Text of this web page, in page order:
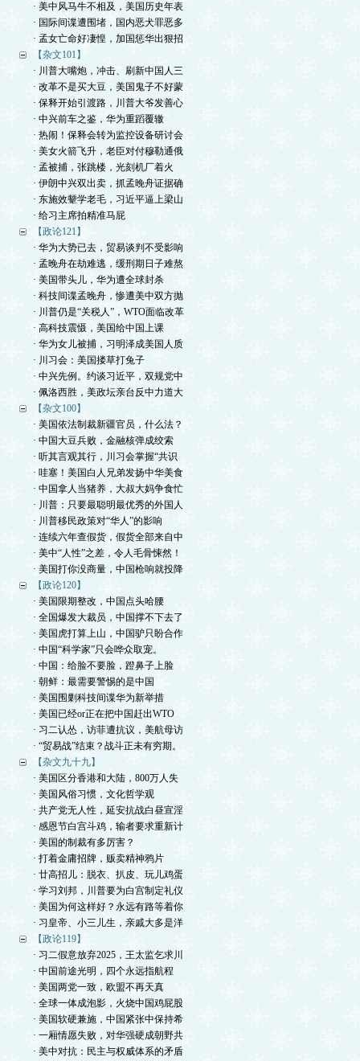
· 美中风马牛不相及，美国历史年表
· 国际间谍遭围堵，国内恶犬罪恶多
· 孟女亡命好凄惶，加国惩华出狠招
【杂文101】
· 川普大嘴炮，冲击、刷新中国人三
· 改革不是买大豆，美国鬼子不好蒙
· 保释开始引渡路，川普大爷发善心
· 中兴前车之鉴，华为重蹈覆辙
· 热闹！保释会转为监控设备研讨会
· 美女火箭飞升，老臣对付穆勒通俄
· 孟被捕，张跳楼，光刻机厂着火
· 伊朗中兴双出卖，抓孟晚舟证据确
· 东施效颦学老毛，习近平逼上梁山
· 给习主席拍精准马屁
【政论121】
· 华为大势已去，贸易谈判不受影响
· 孟晚舟在劫难逃，缓刑期日子难熬
· 美国带头儿，华为遭全球封杀
· 科技间谍孟晚舟，惨遭美中双方抛
· 川普仍是“关税人”，WTO面临改革
· 高科技震慑，美国给中国上课
· 华为女儿被捕，习明泽成美国人质
· 川习会：美国搂草打兔子
· 中兴先例。约谈习近平，双规党中
· 佩洛西胜，美政坛亲台反中力道大
【杂文100】
· 美国依法制裁新疆官员，什么法？
· 中国大豆兵败，金融核弹成绞索
· 听其言观其行，川习会掌握“共识
· 哇塞！美国白人兄弟发扬中华美食
· 中国拿人当猪养，大叔大妈争食忙
· 川普：只要最聪明最优秀的外国人
· 川普移民政策对“华人”的影响
· 连续六年查假货，假货全部来自中
· 美中“人性”之差，令人毛骨悚然！
· 美国打你没商量，中国枪响就投降
【政论120】
· 美国限期整改，中国点头哈腰
· 全国爆发大裁员，中国撑不下去了
· 美国虎打算上山，中国驴只盼合作
· 中国“科学家”只会哗众取宠。
· 中国：给脸不要脸，蹬鼻子上脸
· 朝鲜：最需要警惕的是中国
· 美国围剿科技间谍华为新举措
· 美国已经or正在把中国赶出WTO
· 习二认怂，访菲遭抗议，美航母访
· “贸易战”结束？战斗正未有穷期。
【杂文九十九】
· 美国区分香港和大陆，800万人失
· 美国风俗习惯，文化哲学观
· 共产党无人性，延安抗战白昼宣淫
· 感恩节白宫斗鸡，输者要求重新计
· 美国的制裁有多厉害？
· 打着金庸招牌，贩卖精神鸦片
· 廿高招儿：脱衣、扒皮、玩儿鸡蛋
· 学习刘邦，川普要为白宫制定礼仪
· 美国为何这样好？永远有路等着你
· 习皇帝、小三儿生，亲戚大多是洋
【政论119】
· 习二假意放弃2025，王太监乞求川
· 中国前途光明，四个永远指航程
· 美国两党一致，欧盟不再天真
· 全球一体成泡影，火烧中国鸡屁股
· 美国软硬兼施，中国紧张中保持希
· 一厢情愿失败，对华强硬成朝野共
· 美中对抗：民主与权威体系的矛盾